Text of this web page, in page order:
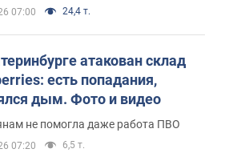
07:00 24,4 т.
атакован склад
есть попадания,
дым. Фото и видео
не помогла даже работа ПВО
07:20 6,5 т.